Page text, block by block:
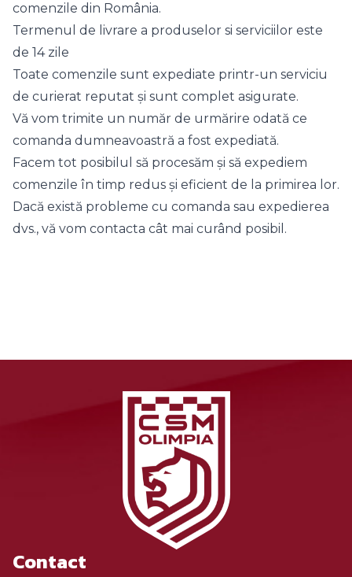
comenzile din România.
Termenul de livrare a produselor si serviciilor este
de 14 zile
Toate comenzile sunt expediate printr-un serviciu
de curierat reputat și sunt complet asigurate.
Vă vom trimite un număr de urmărire odată ce
comanda dumneavoastră a fost expediată.
Facem tot posibilul să procesăm și să expediem
comenzile în timp redus și eficient de la primirea lor.
Dacă există probleme cu comanda sau expedierea
dvs., vă vom contacta cât mai curând posibil.
Contact